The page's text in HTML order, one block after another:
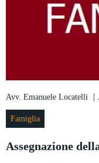
Avv. Emanuele Locatelli |
Famiglia
Assegnazione